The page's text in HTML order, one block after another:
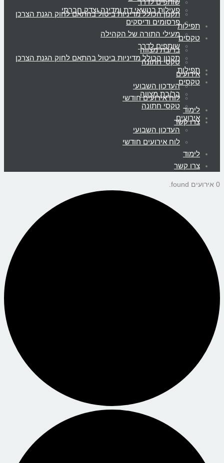
שותפים לדרך
תקנון הכולל מדיניות ביטול בהתאם לחוק הגנת הצרכן
תפילות
טקסים
בר/בת מצווה
טקסי חתונה
אירועים
העדכון השבועי
לוח אירועים חודשי
לימוד
צרו קשר
פעילות בנושאי דת ומדינה וצדק חברתי
פרסומים ודיסקים
מעילי התורה של הקהילה
שותפים לדרך
תקנון הכולל מדיניות ביטול בהתאם לחוק הגנת הצרכן
תפילות
טקסים
בר/בת מצווה
טקסי חתונה
אירועים
העדכון השבועי
לוח אירועים חודשי
לימוד
צרו קשר
0 אירועים found.